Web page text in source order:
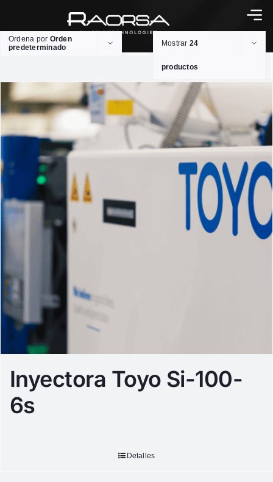
Ordena por Orden
predeterminado
Mostrar 24
productos
Inyectora Toyo Si-100-
6s
Detalles